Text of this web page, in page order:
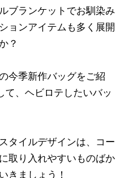
ブランケットでお馴染み
ョンアイテムも多く展開
？
今季新作バッグをご紹
て、ヘビロテしたいバッ
タイルデザインは、コー
取り入れやすいものばか
きましょう！